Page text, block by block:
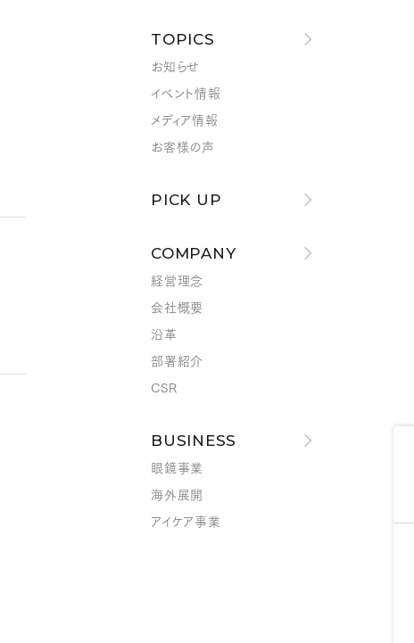
TOPICS
お知らせ
イベント情報
メディア情報
お客様の声
PICK UP
COMPANY
経営理念
会社概要
沿革
部署紹介
CSR
BUSINESS
眼鏡事業
海外展開
アイケア事業